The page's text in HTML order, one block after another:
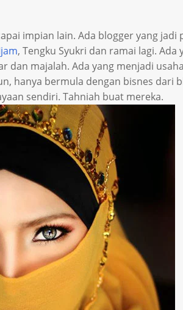
impian lain. Ada blogger yang jadi
, Tengku Syukri dan ramai lagi. Ada
dan majalah. Ada yang menjadi
hanya bermula dengan bisnes dari
sendiri. Tahniah buat mereka.